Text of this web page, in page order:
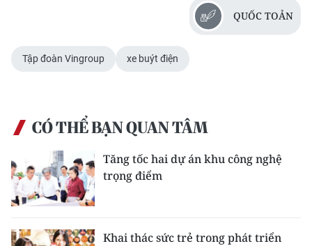
VỀ BÁO NHÂN DÂN
THỜI NAY
QUỐC TOẢN
Tập đoàn Vingroup xe buýt điện
CÓ THỂ BẠN QUAN TÂM
Tăng tốc hai dự án khu công nghệ
trọng điểm
Khai thác sức trẻ trong phát triển